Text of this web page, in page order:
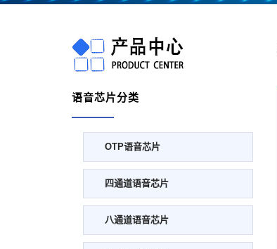
语音芯片分类
OTP语音芯片
四通道语音芯片
八通道语音芯片